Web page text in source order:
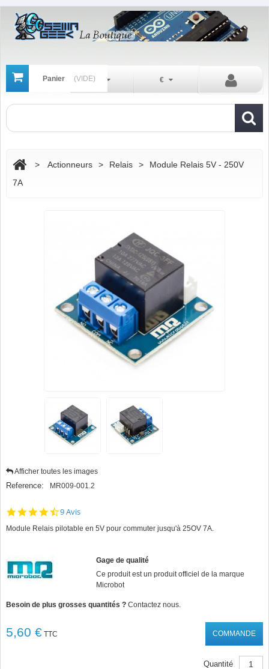
Panier (VIDE) €
Fr
> Actionneurs > Relais >
Module Relais 5V - 250V
7A
Afficher toutes les images
Reference: MR009-001.2
4.7
rating
9 Avis
Module Relais pilotable en 5V pour commuter jusqu'à 25OV 7A.
Gage de qualité
Ce produit est un produit officiel de la marque
Microbot
Besoin de plus grosses quantités ?Contactez nous.
5,60 € TTC COMMANDE
Quantité